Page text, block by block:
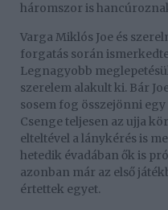
háromszor is
Varga Miklós Joe és
forgatás során
Legnagyobb
szerelem alakult ki. Bár
sosem fog összejönni egy
Csenge teljesen az ujja
elteltével a lánykérés is
hetedik évadában ők is
azonban már az első
értettek egyet.